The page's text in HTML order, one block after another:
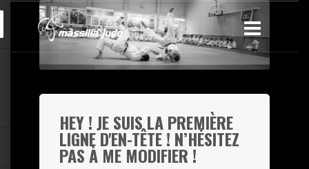
HEY ! JE SUIS LA PREMIÈRE
LIGNE D'EN-TÊTE ! N’HÉSITEZ
PAS À ME MODIFIER !